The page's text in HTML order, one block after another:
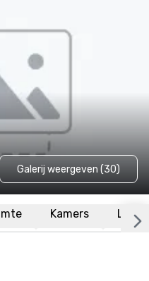
Galerij weergeven (30)
Kamers